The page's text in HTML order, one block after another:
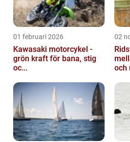
01 februari 2026
Kawasaki motorcykel -
grön kraft för bana, stig
oc...
02
och